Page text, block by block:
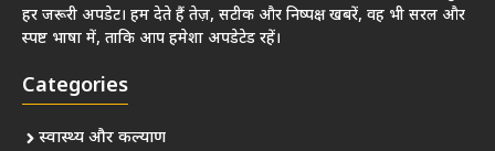
हर जरूरी अपडेट। हम देते हैं तेज़, सटीक और निष्पक्ष खबरें, वह भी सरल और
स्पष्ट भाषा में, ताकि आप हमेशा अपडेटेड रहें।
Categories
स्वास्थ्य और कल्याण